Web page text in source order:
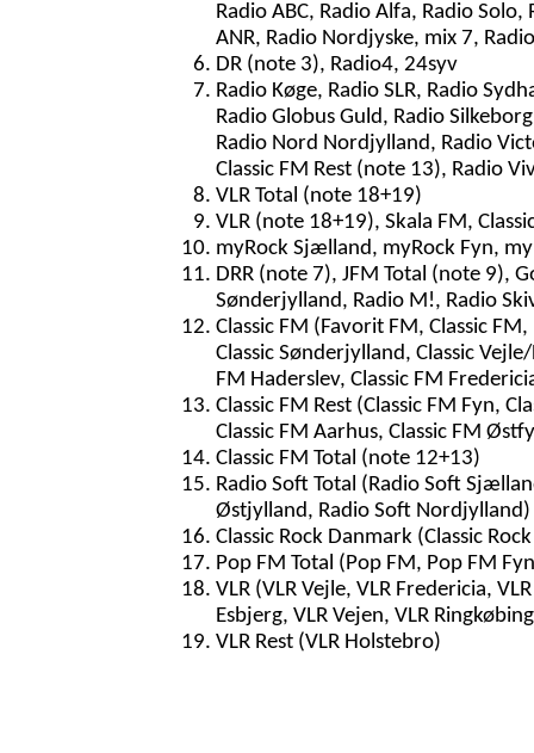
Radio ABC, Radio Alfa, Radio
ANR, Radio Nordjyske, mix 7,
DR (note 3), Radio4, 24syv
Radio Køge, Radio SLR, Radio
Radio Globus Guld, Radio
Radio Nord Nordjylland, Radio
Classic FM Rest (note 13), Radio
VLR Total (note 18+19)
VLR (note 18+19), Skala FM,
myRock Sjælland, myRock Fyn,
DRR (note 7), JFM Total (note 9),
Sønderjylland, Radio M!, Radio
Classic FM (Favorit FM, Classic
Classic Sønderjylland, Classic
FM Haderslev, Classic FM
Classic FM Rest (Classic FM Fyn,
Classic FM Aarhus, Classic FM
Classic FM Total (note 12+13)
Radio Soft Total (Radio Soft
Østjylland, Radio Soft Nordjylland)
Classic Rock Danmark (Classic
Pop FM Total (Pop FM, Pop FM
VLR (VLR Vejle, VLR Fredericia,
Esbjerg, VLR Vejen, VLR
VLR Rest (VLR Holstebro)